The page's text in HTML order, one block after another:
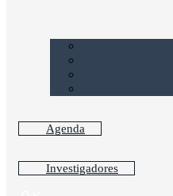
Agenda
Investigadores